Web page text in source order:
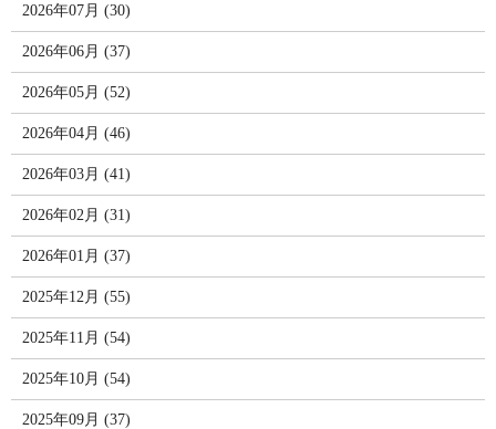
2026年07月 (30)
2026年06月 (37)
2026年05月 (52)
2026年04月 (46)
2026年03月 (41)
2026年02月 (31)
2026年01月 (37)
2025年12月 (55)
2025年11月 (54)
2025年10月 (54)
2025年09月 (37)